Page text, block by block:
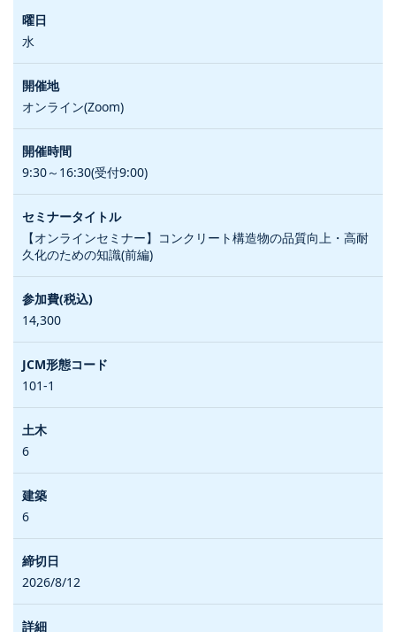
水
オンライン(Zoom)
9:30～16:30(受付9:00)
【オンラインセミナー】コンクリート構造物の品質向上・高耐
久化のための知識(前編)
14,300
101-1
6
6
2026/8/12